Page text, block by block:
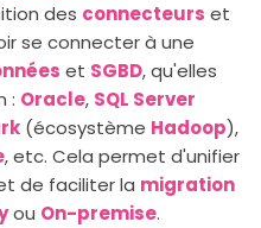
des connecteurs et
se connecter à une
et SGBD, qu'elles
: Oracle, SQL Server
(écosystème Hadoop),
, etc. Cela permet d'unifier
de faciliter la migration
ou On-premise.